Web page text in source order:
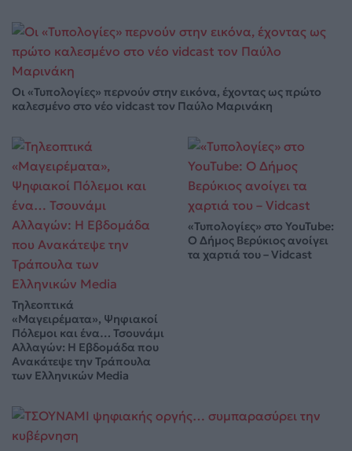
Οι «Τυπολογίες» περνούν στην εικόνα, έχοντας ως πρώτο
καλεσμένο στο νέο vidcast τον Παύλο Μαρινάκη
Τηλεοπτικά
«Μαγειρέματα», Ψηφιακοί
Πόλεμοι και ένα… Τσουνάμι
Αλλαγών: Η Εβδομάδα που
Ανακάτεψε την Τράπουλα
των Ελληνικών Media
«Τυπολογίες» στο YouTube:
Ο Δήμος Βερύκιος ανοίγει
τα χαρτιά του – Vidcast